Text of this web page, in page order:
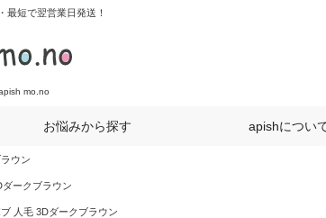
最短で翌営業日発送！
mo.no
お悩みから探す apishについ
ウン
ークブラウン
人毛 3Dダークブラウン